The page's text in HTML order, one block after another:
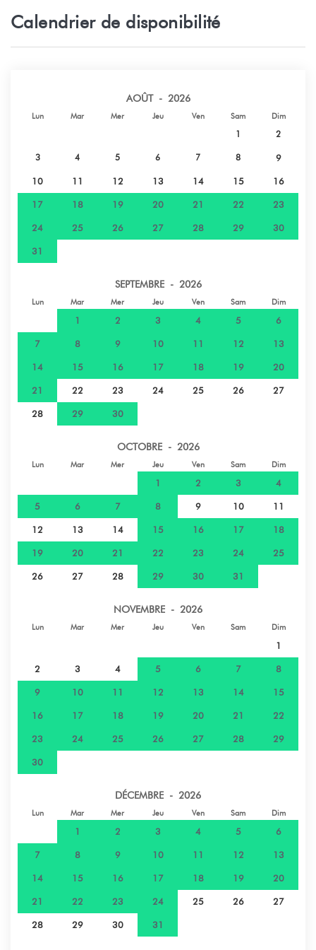
Ville - Punaauia 20 km
Ville - Papeete 30 km
Calendrier de disponibilité
AOÛT - 2026
Lun Mar Mer Jeu Ven Sam Dim
1 2
3 4 5 6 7 8 9
10 11 12 13 14 15 16
17 18 19 20 21 22 23
24 25 26 27 28 29 30
31
SEPTEMBRE - 2026
Lun Mar Mer Jeu Ven Sam Dim
1 2 3 4 5 6
7 8 9 10 11 12 13
14 15 16 17 18 19 20
21 22 23 24 25 26 27
28 29 30
OCTOBRE - 2026
Lun Mar Mer Jeu Ven Sam Dim
1 2 3 4
5 6 7 8 9 10 11
12 13 14 15 16 17 18
19 20 21 22 23 24 25
26 27 28 29 30 31
NOVEMBRE - 2026
Lun Mar Mer Jeu Ven Sam Dim
1
2 3 4 5 6 7 8
9 10 11 12 13 14 15
16 17 18 19 20 21 22
23 24 25 26 27 28 29
30
DÉCEMBRE - 2026
Lun Mar Mer Jeu Ven Sam Dim
1 2 3 4 5 6
7 8 9 10 11 12 13
14 15 16 17 18 19 20
21 22 23 24 25 26 27
28 29 30 31